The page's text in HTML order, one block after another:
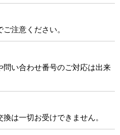
注意ください。
問い合わせ番号のご対応は出来
は一切お受けできません。